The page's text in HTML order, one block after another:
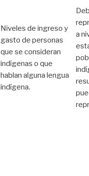
Niveles de ingreso y
gasto de personas
que se consideran
indígenas o que
hablan alguna lengua
indígena.
a